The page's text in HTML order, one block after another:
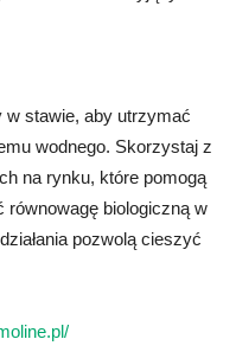
stawie, aby utrzymać
wodnego. Skorzystaj z
na rynku, które pomogą
biologiczną w
pozwolą cieszyć